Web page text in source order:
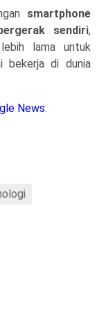
smartphone
sendiri,
lama untuk
bekerja di dunia
News.